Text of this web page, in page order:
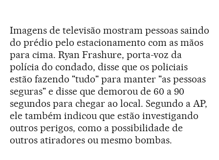
Imagens de televisão mostram pessoas saindo
do prédio pelo estacionamento com as mãos
para cima. Ryan Frashure, porta-voz da
polícia do condado, disse que os policiais
estão fazendo "tudo" para manter "as pessoas
seguras" e disse que demorou de 60 a 90
segundos para chegar ao local. Segundo a AP,
ele também indicou que estão investigando
outros perigos, como a possibilidade de
outros atiradores ou mesmo bombas.